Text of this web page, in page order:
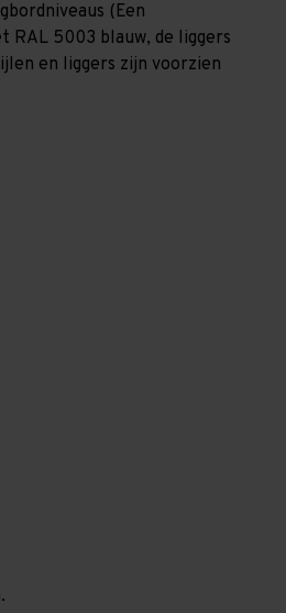
(Een
RAL 5003 blauw, de liggers
en liggers zijn voorzien